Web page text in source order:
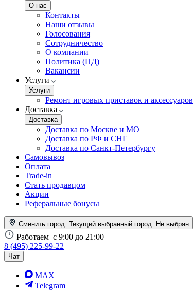
О нас
Контакты
Наши отзывы
Голосования
Сотрудничество
О компании
Политика (ПД)
Вакансии
Услуги
Услуги
Ремонт игровых приставок и аксессуаров
Доставка
Доставка
Доставка по Москве и МО
Доставка по РФ и СНГ
Доставка по Санкт-Петербургу
Самовывоз
Оплата
Trade-in
Стать продавцом
Акции
Реферальные бонусы
Сменить город. Текущий выбранный город: Не выбран
Работаем с 9:00 до 21:00
8 (495) 225-99-22
Чат
MAX
Telegram